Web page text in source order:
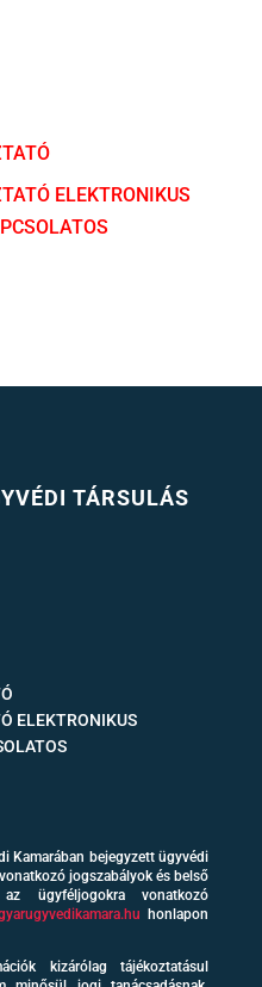
ELEKTRONIKUS
TÁRSULÁS
ELEKTRONIKUS
Kamarában bejegyzett ügyvédi
jogszabályok és belső
ügyféljogokra vonatkozó
honlapon
kizárólag tájékoztatásul